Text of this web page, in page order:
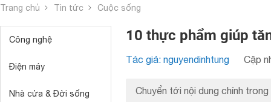
Trang chủ Tin tức Cuộc sống
Công nghệ
Điện máy
Nhà cửa & Đời sống
10 thực phẩm giúp
Tác giả: nguyendinhtung Cập
Chuyển tới nội dung chính trong